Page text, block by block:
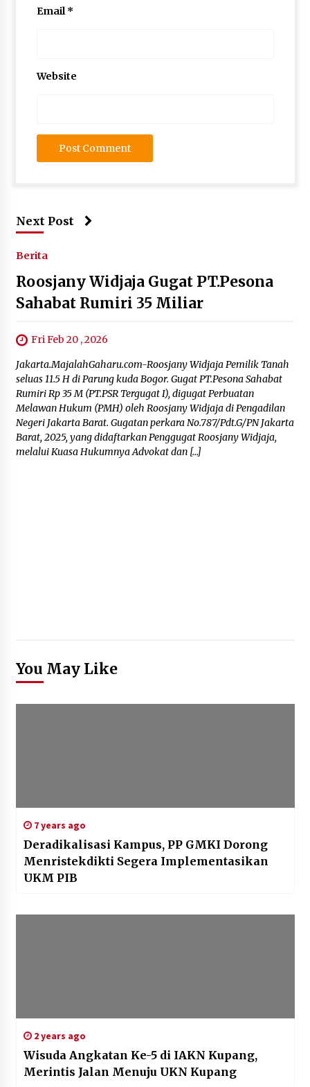
Email*
Website
Next Post
Berita
Roosjany Widjaja Gugat PT.Pesona
Sahabat Rumiri 35 Miliar
Fri Feb 20 , 2026
Jakarta.MajalahGaharu.com-Roosjany Widjaja Pemilik Tanah
seluas 11.5 H di Parung kuda Bogor. Gugat PT.Pesona Sahabat
Rumiri Rp 35 M (PT.PSR Tergugat I), digugat Perbuatan
Melawan Hukum (PMH) oleh Roosjany Widjaja di Pengadilan
Negeri Jakarta Barat. Gugatan perkara No.787/Pdt.G/PN Jakarta
Barat, 2025, yang didaftarkan Penggugat Roosjany Widjaja,
melalui Kuasa Hukumnya Advokat dan […]
You May Like
7 years ago
Deradikalisasi Kampus, PP GMKI Dorong
Menristekdikti Segera Implementasikan
UKM PIB
2 years ago
Wisuda Angkatan Ke-5 di IAKN Kupang,
Merintis Jalan Menuju UKN Kupang